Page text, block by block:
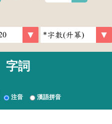
字詞
注音 漢語拼音